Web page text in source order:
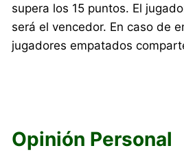
supera los 15 puntos. El
será el vencedor. En caso de
jugadores empatados
Opinión Personal